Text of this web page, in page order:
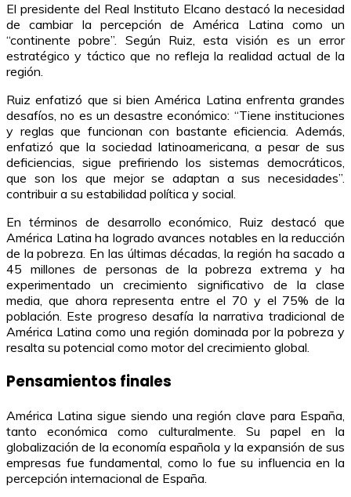
El presidente del Real Instituto Elcano destacó la necesidad
de cambiar la percepción de América Latina como un
“continente pobre”. Según Ruiz, esta visión es un error
estratégico y táctico que no refleja la realidad actual de la
región.
Ruiz enfatizó que si bien América Latina enfrenta grandes
desafíos, no es un desastre económico: “Tiene instituciones
y reglas que funcionan con bastante eficiencia. Además,
enfatizó que la sociedad latinoamericana, a pesar de sus
deficiencias, sigue prefiriendo los sistemas democráticos,
que son los que mejor se adaptan a sus necesidades”.
contribuir a su estabilidad política y social.
En términos de desarrollo económico, Ruiz destacó que
América Latina ha logrado avances notables en la reducción
de la pobreza. En las últimas décadas, la región ha sacado a
45 millones de personas de la pobreza extrema y ha
experimentado un crecimiento significativo de la clase
media, que ahora representa entre el 70 y el 75% de la
población. Este progreso desafía la narrativa tradicional de
América Latina como una región dominada por la pobreza y
resalta su potencial como motor del crecimiento global.
Pensamientos finales
América Latina sigue siendo una región clave para España,
tanto económica como culturalmente. Su papel en la
globalización de la economía española y la expansión de sus
empresas fue fundamental, como lo fue su influencia en la
percepción internacional de España.